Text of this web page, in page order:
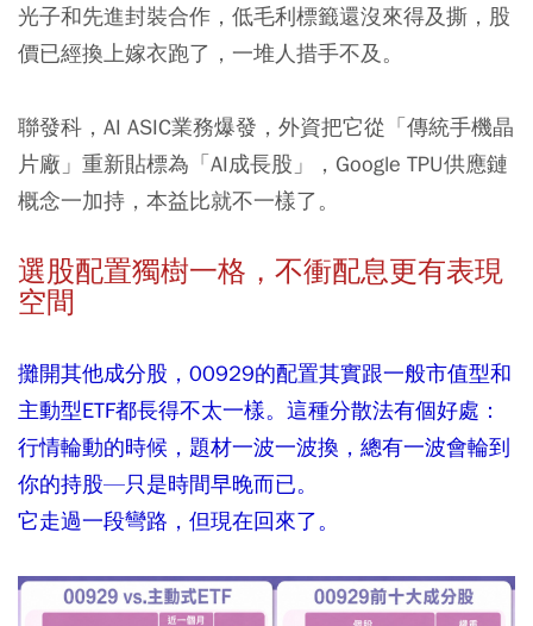
光子和先進封裝合作，低毛利標籤還沒來得及撕，股
價已經換上嫁衣跑了，一堆人措手不及。
聯發科，AI ASIC業務爆發，外資把它從「傳統手機晶
片廠」重新貼標為「AI成長股」，Google TPU供應鏈
概念一加持，本益比就不一樣了。
選股配置獨樹一格，不衝配息更有表現
空間
攤開其他成分股，00929的配置其實跟一般市值型和
主動型ETF都長得不太一樣。這種分散法有個好處：
行情輪動的時候，題材一波一波換，總有一波會輪到
你的持股—只是時間早晚而已。
它走過一段彎路，但現在回來了。